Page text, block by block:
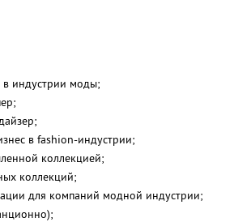
индустрии моды;
в fashion-индустрии;
коллекцией;
коллекций;
для компаний модной индустрии;